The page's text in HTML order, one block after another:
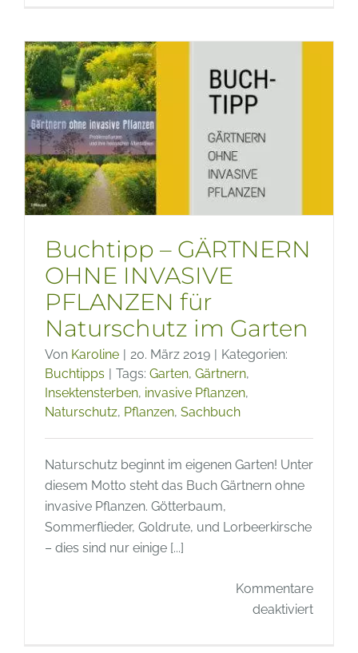
Buchtipp – GÄRTNERN
OHNE INVASIVE
PFLANZEN für
Naturschutz im Garten
Von Karoline | 20. März 2019 | Kategorien:
Buchtipps | Tags: Garten, Gärtnern,
Insektensterben, invasive Pflanzen,
Naturschutz, Pflanzen, Sachbuch
Naturschutz beginnt im eigenen Garten! Unter
diesem Motto steht das Buch Gärtnern ohne
invasive Pflanzen. Götterbaum,
Sommerflieder, Goldrute, und Lorbeerkirsche
– dies sind nur einige [...]
Kommentare
deaktiviertfür